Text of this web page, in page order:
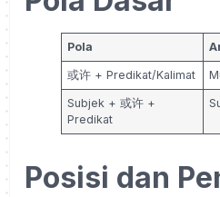
Pola
或许 + Predikat/Kalimat
Subjek + 或许 +
Predikat
Posisi dan